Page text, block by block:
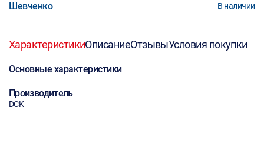
Шевченко В наличии
ХарактеристикиОписаниеОтзывыУсловия покупки
Основные характеристики
Производитель
DCK